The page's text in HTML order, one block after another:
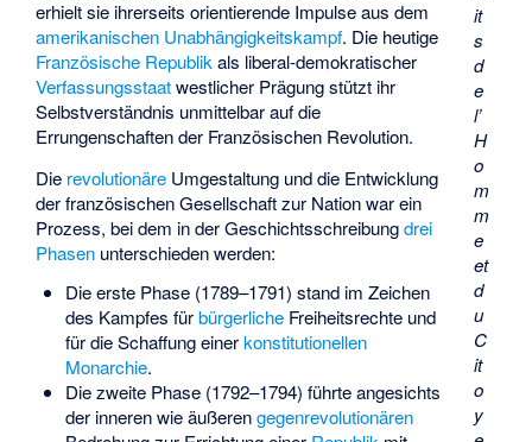
it
s
d
e
l’
H
o
m
m
e
et
d
u
C
it
o
y
erhielt sie ihrerseits orientierende Impulse aus dem
amerikanischen Unabhängigkeitskampf. Die heutige
Französische Republikals liberal-demokratischer
Verfassungsstaatwestlicher Prägung stützt ihr
Selbstverständnis unmittelbar auf die
Errungenschaften der Französischen Revolution.
Die revolutionäre Umgestaltung und die Entwicklung
der französischen Gesellschaft zur Nation war ein
Prozess, bei dem in derGeschichtsschreibung drei
Phasen unterschieden werden:
Die erste Phase (1789–1791) stand im Zeichen
des Kampfes fürbürgerlicheFreiheitsrechte und
für die Schaffung einerkonstitutionellen
Monarchie.
Die zweite Phase (1792–1794) führte angesichts
der inneren wie äußerengegenrevolutionären